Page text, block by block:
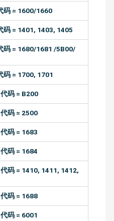
码 = 1600/1660
码 = 1401, 1403, 1405
码 = 1680/1681 /5B00/
码 = 1700, 1701
码 = B200
码 = 2500
码 = 1683
码 = 1684
码 = 1410, 1411, 1412,
码 = 1688
码 = 6001